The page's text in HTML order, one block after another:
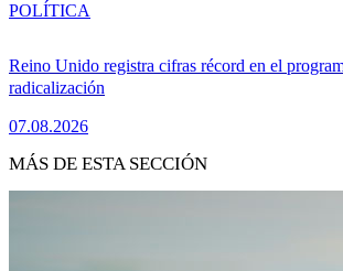
Reino Unido registra cifras récord en el
radicalización
07.08.2026
POLÍTICA
MÁS DE ESTA SECCIÓN